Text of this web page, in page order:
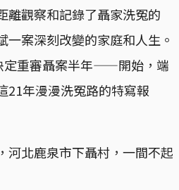
離觀察和記錄了聶家洗冤的
一案深刻改變的家庭和人生。
重審聶案半年——開始，端
21年漫漫洗冤路的特寫報
河北鹿泉市下聶村，一間不起